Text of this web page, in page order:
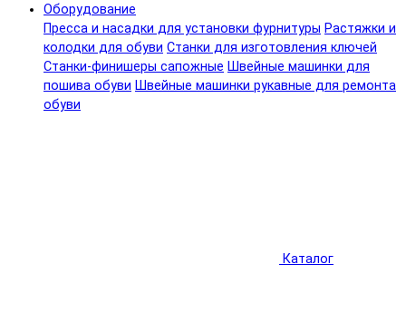
Оборудование
Пресса и насадки для установки фурнитуры Растяжки и
колодки для обуви Станки для изготовления ключей
Станки-финишеры сапожные Швейные машинки для
пошива обуви Швейные машинки рукавные для ремонта
обуви
Каталог